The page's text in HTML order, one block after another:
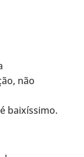
não
baixíssimo.